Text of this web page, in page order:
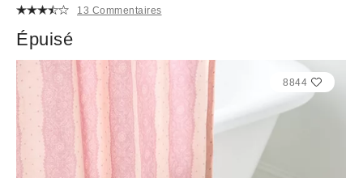
13 Commentaires
Épuisé
8844